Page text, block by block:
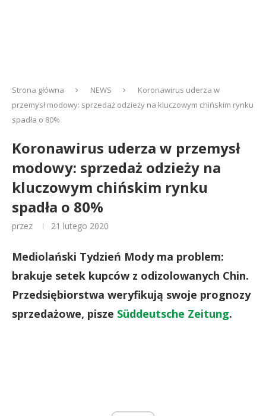
Strona główna NEWS
Koronawirus uderza w
przemysł modowy: sprzedaż odzieży na kluczowym chińskim rynku
spadła o 80%
Koronawirus uderza w przemysł
modowy: sprzedaż odzieży na
kluczowym chińskim rynku
spadła o 80%
przez 21 lutego 2020
Mediolański Tydzień Mody ma problem:
brakuje setek kupców z odizolowanych Chin.
Przedsiębiorstwa weryfikują swoje prognozy
sprzedażowe, pisze Süddeutsche Zeitung.